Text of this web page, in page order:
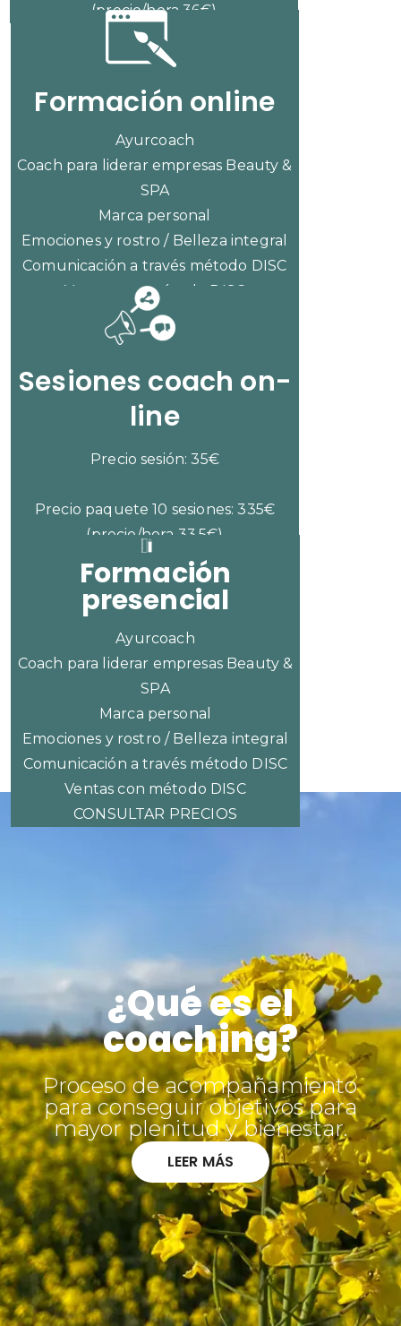
(precio/hora 36€)
Formación online
Ayurcoach
Coach para liderar empresas Beauty &
SPA
Marca personal
Emociones y rostro / Belleza integral
Comunicación a través método DISC
Ventas con método DISC
CONSULTAR PRECIOS
Sesiones coach on-
line
Precio sesión: 35€
Precio paquete 10 sesiones: 335€
(precio/hora 33,5€)
Formación
presencial
Ayurcoach
Coach para liderar empresas Beauty &
SPA
Marca personal
Emociones y rostro / Belleza integral
Comunicación a través método DISC
Ventas con método DISC
CONSULTAR PRECIOS
¿Qué es el
coaching?
Proceso de acompañamiento
para conseguir objetivos para
mayor plenitud y bienestar.
LEER MÁS